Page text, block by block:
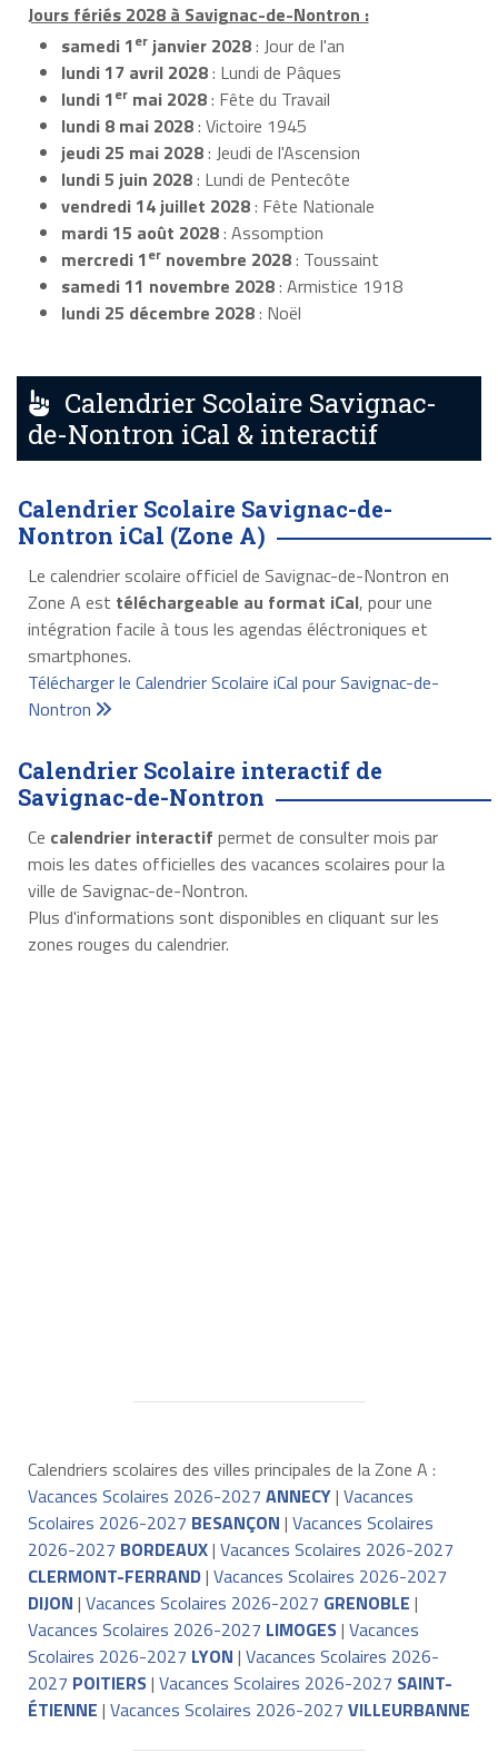
Jours fériés 2028 à Savignac-de-Nontron :
samedi 1er janvier 2028: Jour de l'an
lundi 17 avril 2028: Lundi de Pâques
lundi 1er mai 2028: Fête du Travail
lundi 8 mai 2028: Victoire 1945
jeudi 25 mai 2028: Jeudi de l'Ascension
lundi 5 juin 2028: Lundi de Pentecôte
vendredi 14 juillet 2028: Fête Nationale
mardi 15 août 2028: Assomption
mercredi 1er novembre 2028: Toussaint
samedi 11 novembre 2028: Armistice 1918
lundi 25 décembre 2028: Noël
Calendrier Scolaire Savignac-
de-Nontron iCal & interactif
Calendrier Scolaire Savignac-de-
Nontron iCal (Zone A)
Le calendrier scolaire officiel de Savignac-de-Nontron en
Zone A est téléchargeable au format iCal, pour une
intégration facile à tous les agendas éléctroniques et
smartphones.
Télécharger le Calendrier Scolaire iCal pour Savignac-de-
Nontron
Calendrier Scolaire interactif de
Savignac-de-Nontron
Ce calendrier interactif permet de consulter mois par
mois les dates officielles des vacances scolaires pour la
ville de Savignac-de-Nontron.
Plus d'informations sont disponibles en cliquant sur les
zones rouges du calendrier.
Calendriers scolaires des villes principales de la Zone A :
Vacances Scolaires 2026-2027 ANNECY| Vacances
Scolaires 2026-2027 BESANÇON | Vacances Scolaires
2026-2027 BORDEAUX| Vacances Scolaires 2026-2027
CLERMONT-FERRAND| Vacances Scolaires 2026-2027
DIJON | Vacances Scolaires 2026-2027 GRENOBLE |
Vacances Scolaires 2026-2027 LIMOGES| Vacances
Scolaires 2026-2027 LYON | Vacances Scolaires 2026-
2027 POITIERS| Vacances Scolaires 2026-2027 SAINT-
ÉTIENNE | Vacances Scolaires 2026-2027 VILLEURBANNE